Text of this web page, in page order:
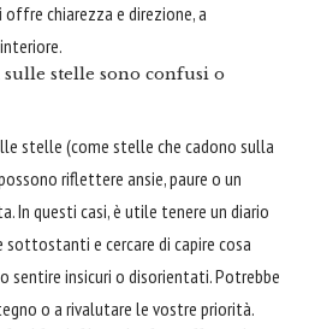
chiarezza e direzione, a
stelle sono confusi o
stelle (come stelle che cadono sulla
riflettere ansie, paure o un
In questi casi, è utile tenere un diario
e cercare di capire cosa
sentire insicuri o disorientati. Potrebbe
o a rivalutare le vostre priorità.